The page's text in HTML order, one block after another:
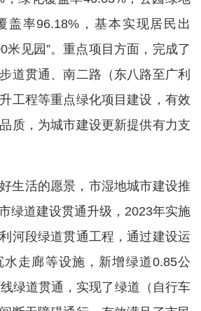
盖率96.18%，基本实现居民出
米见园”。重点项目方面，完成了
道贯通、南二路（东八路至广利
工程等重点绿化项目建设，有效
质，为城市建设更新提供有力支
生活的愿景，市湿地城市建设推
绿道建设贯通升级，2023年实施
河段绿道贯通工程，通过建设运
走廊等设施，新增绿道0.85公
绿道贯通，实现了绿道（自行车